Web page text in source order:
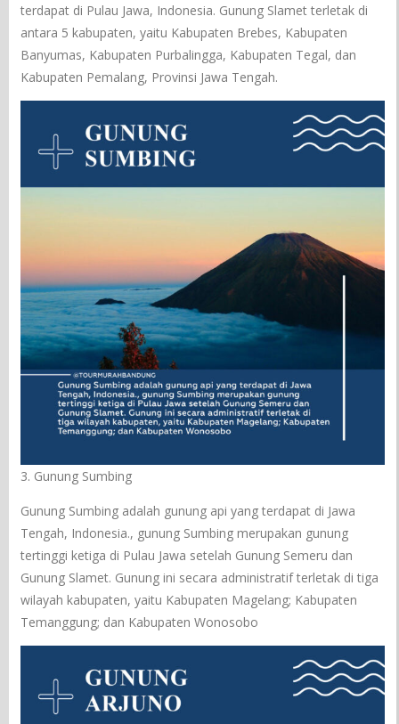
terdapat di Pulau Jawa, Indonesia. Gunung Slamet terletak di
antara 5 kabupaten, yaitu Kabupaten Brebes, Kabupaten
Banyumas, Kabupaten Purbalingga, Kabupaten Tegal, dan
Kabupaten Pemalang, Provinsi Jawa Tengah.
3. Gunung Sumbing
Gunung Sumbing adalah gunung api yang terdapat di Jawa
Tengah, Indonesia., gunung Sumbing merupakan gunung
tertinggi ketiga di Pulau Jawa setelah Gunung Semeru dan
Gunung Slamet. Gunung ini secara administratif terletak di tiga
wilayah kabupaten, yaitu Kabupaten Magelang; Kabupaten
Temanggung; dan Kabupaten Wonosobo